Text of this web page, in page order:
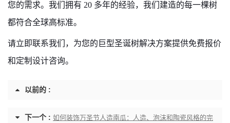
您的需求。我们拥有 20 多年的经验，我们建造的每一棵树
都符合全球高标准。
请立即联系我们，为您的巨型圣诞树解决方案提供免费报价
和定制设计咨询。
以前的 :
下一个 : 如何装饰万圣节人造南瓜：人造、泡沫和陶瓷风格的完